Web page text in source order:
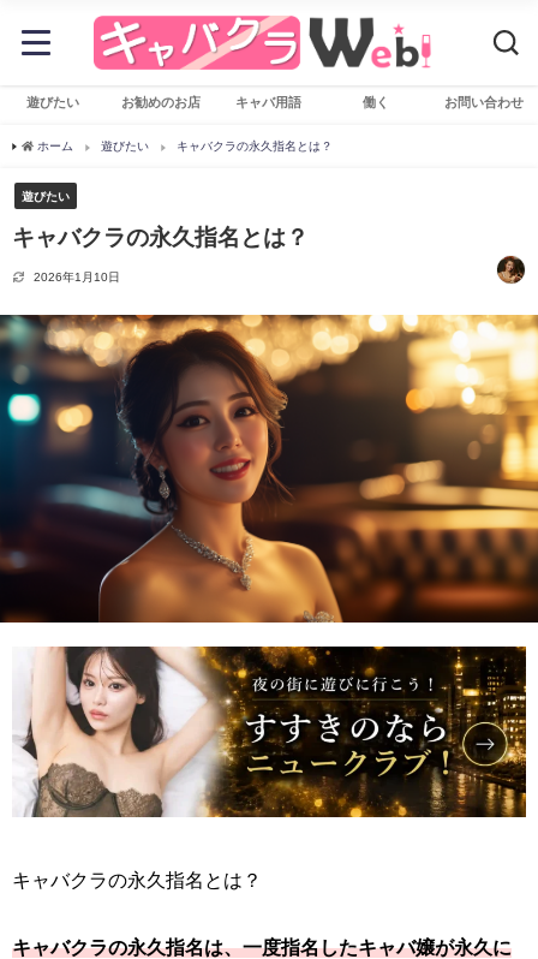
遊びたい お勧めのお店 キャバ用語 働く お問い合わせ
ホーム 遊びたい キャバクラの永久指名とは？
遊びたい
キャバクラの永久指名とは？
2026年1月10日
キャバクラの永久指名とは？
キャバクラの永久指名は、一度指名したキャバ嬢が永久に